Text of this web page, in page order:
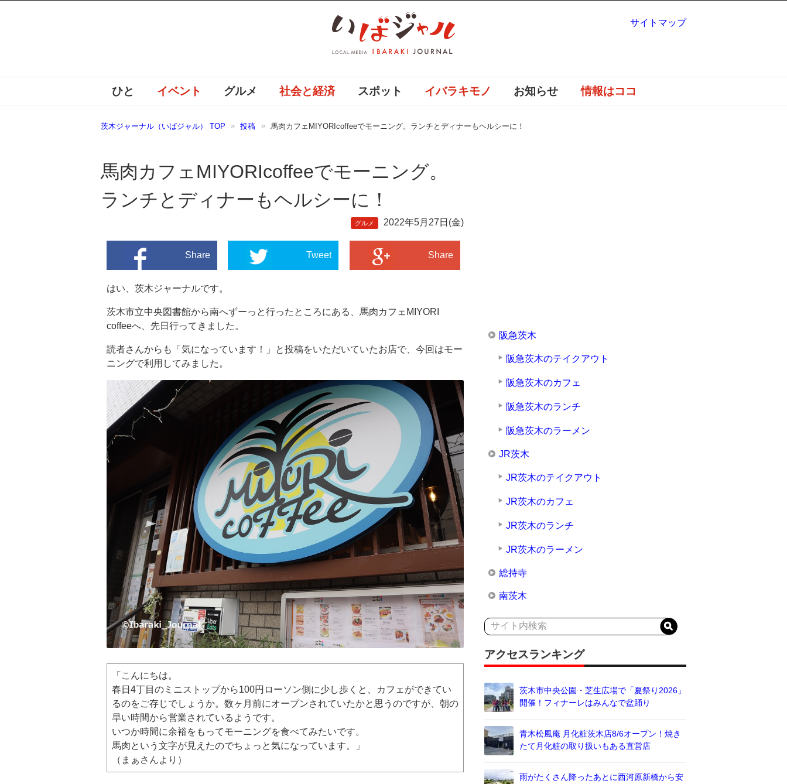
ひと イベント グルメ 社会と経済 スポット イバラキモノ お知らせ 情報はココ
茨木ジャーナル（いばジャル） TOP 投稿 馬肉カフェMIYORIcoffeeでモーニング。ランチとディナーもヘルシーに！
馬肉カフェMIYORIcoffeeでモーニング。
ランチとディナーもヘルシーに！
グルメ 2022年5月27日(金)
Share Tweet Share
はい、茨木ジャーナルです。
茨木市立中央図書館から南へずーっと行ったところにある、馬肉カフェMIYORI
coffeeへ、先日行ってきました。
読者さんからも「気になっています！」と投稿をいただいていたお店で、今回はモー
ニングで利用してみました。
「こんにちは。
春日4丁目のミニストップから100円ローソン側に少し歩くと、カフェができてい
るのをご存じでしょうか。数ヶ月前にオープンされていたかと思うのですが、朝の
早い時間から営業されているようです。
いつか時間に余裕をもってモーニングを食べてみたいです。
馬肉という文字が見えたのでちょっと気になっています。」
（まぁさんより）
阪急茨木
阪急茨木のテイクアウト
阪急茨木のカフェ
阪急茨木のランチ
阪急茨木のラーメン
JR茨木
JR茨木のテイクアウト
JR茨木のカフェ
JR茨木のランチ
JR茨木のラーメン
総持寺
南茨木
アクセスランキング
茨木市中央公園・芝生広場で「夏祭り2026」
開催！フィナーレはみんなで盆踊り
青木松風庵 月化粧茨木店8/6オープン！焼き
たて月化粧の取り扱いもある直営店
雨がたくさん降ったあとに西河原新橋から安
サイトマップ